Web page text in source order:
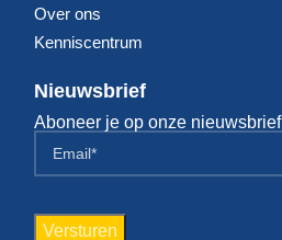
Over ons
Kenniscentrum
Nieuwsbrief
Aboneer je op onze nieuwsbrief